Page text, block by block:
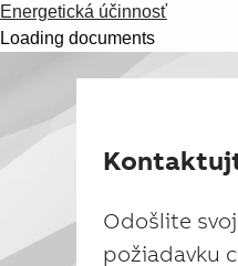
Energetická účinnosť
Loading documents
Odošlite
požiadavku